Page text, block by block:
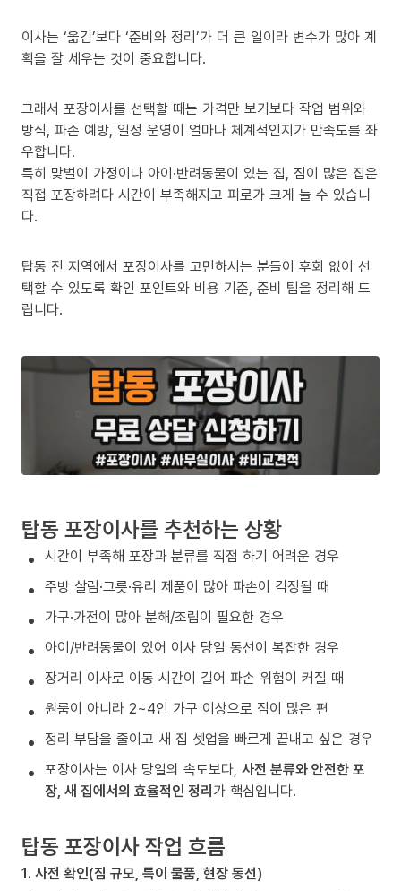
이사는 ‘옮김’보다 ‘준비와 정리’가 더 큰 일이라 변수가 많아 계
획을 잘 세우는 것이 중요합니다.
그래서 포장이사를 선택할 때는 가격만 보기보다 작업 범위와
방식, 파손 예방, 일정 운영이 얼마나 체계적인지가 만족도를 좌
우합니다.
특히 맞벌이 가정이나 아이·반려동물이 있는 집, 짐이 많은 집은
직접 포장하려다 시간이 부족해지고 피로가 크게 늘 수 있습니
다.
탑동 전 지역에서 포장이사를 고민하시는 분들이 후회 없이 선
택할 수 있도록 확인 포인트와 비용 기준, 준비 팁을 정리해 드
립니다.
탑동 포장이사를 추천하는 상황
시간이 부족해 포장과 분류를 직접 하기 어려운 경우
주방 살림·그릇·유리 제품이 많아 파손이 걱정될 때
가구·가전이 많아 분해/조립이 필요한 경우
아이/반려동물이 있어 이사 당일 동선이 복잡한 경우
장거리 이사로 이동 시간이 길어 파손 위험이 커질 때
원룸이 아니라 2~4인 가구 이상으로 짐이 많은 편
정리 부담을 줄이고 새 집 셋업을 빠르게 끝내고 싶은 경우
포장이사는 이사 당일의 속도보다, 사전 분류와 안전한 포
장, 새 집에서의 효율적인 정리가 핵심입니다.
탑동 포장이사 작업 흐름
1. 사전 확인(짐 규모, 특이 물품, 현장 동선)